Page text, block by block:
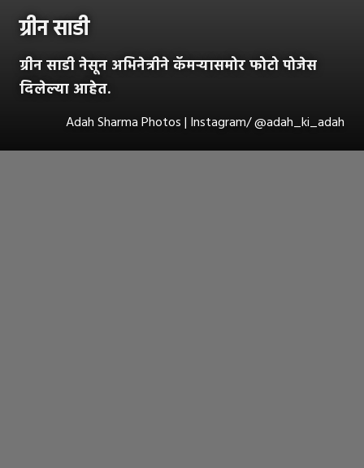
ग्रीन साडी
ग्रीन साडी नेसून अभिनेत्रीने कॅमऱ्यासमोर फोटो पोजेस
दिलेल्या आहेत.
Adah Sharma Photos | Instagram/ @adah_ki_adah